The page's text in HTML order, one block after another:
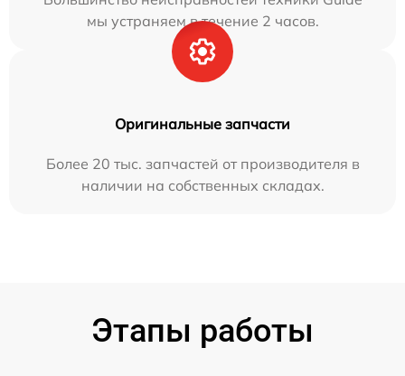
мы устраняем в течение 2 часов.
Оригинальные запчасти
Более 20 тыс. запчастей от производителя в
наличии на собственных складах.
Этапы работы